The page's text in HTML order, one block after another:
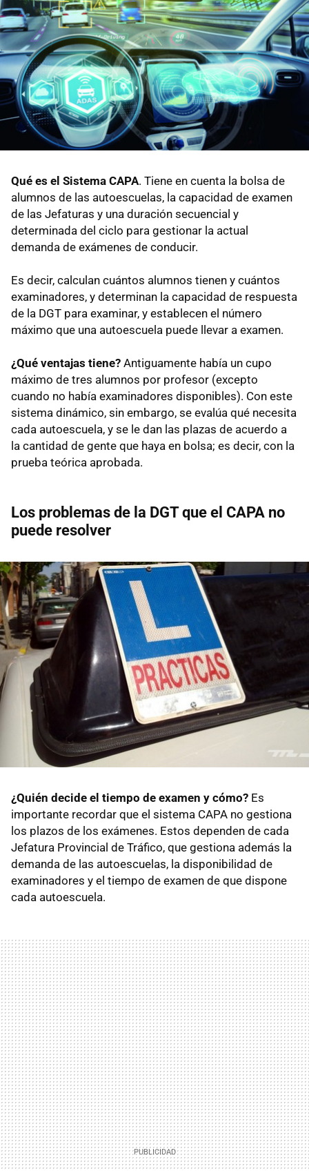
Qué es el Sistema CAPA. Tiene en cuenta la bolsa de
alumnos de las autoescuelas, la capacidad de examen
de las Jefaturas y una duración secuencial y
determinada del ciclo para gestionar la actual
demanda de exámenes de conducir.
Es decir, calculan cuántos alumnos tienen y cuántos
examinadores, y determinan la capacidad de respuesta
de la DGT para examinar, y establecen el número
máximo que una autoescuela puede llevar a examen.
¿Qué ventajas tiene? Antiguamente había un cupo
máximo de tres alumnos por profesor (excepto
cuando no había examinadores disponibles). Con este
sistema dinámico, sin embargo, se evalúa qué necesita
cada autoescuela, y se le dan las plazas de acuerdo a
la cantidad de gente que haya en bolsa; es decir, con la
prueba teórica aprobada.
Los problemas de la DGT que el CAPA no
puede resolver
¿Quién decide el tiempo de examen y cómo? Es
importante recordar que el sistema CAPA no gestiona
los plazos de los exámenes. Estos dependen de cada
Jefatura Provincial de Tráfico, que gestiona además la
demanda de las autoescuelas, la disponibilidad de
examinadores y el tiempo de examen de que dispone
cada autoescuela.